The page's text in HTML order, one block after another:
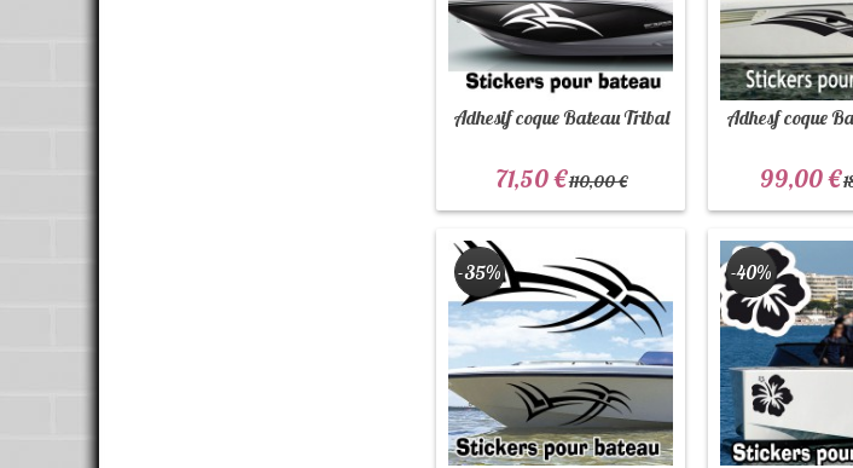
Adhesif coque Bateau Tribal
71,50 €110,00 €
Adhesf coque
99,00 €
-35% -40%